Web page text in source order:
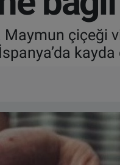
Maymun çiçeği
kayda